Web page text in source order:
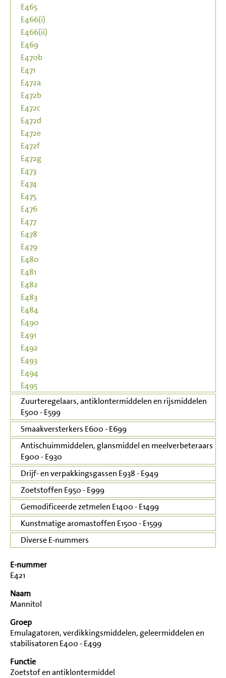
E465
E466(i)
E466(ii)
E469
E470b
E471
E472a
E472b
E472c
E472d
E472e
E472f
E472g
E473
E474
E475
E476
E477
E478
E479
E480
E481
E482
E483
E484
E490
E491
E492
E493
E494
E495
Zuurteregelaars, antiklontermiddelen en rijsmiddelen
E500 - E599
Smaakversterkers E600 - E699
Antischuimmiddelen, glansmiddel en meelverbeteraars
E900 - E930
Drijf- en verpakkingsgassen E938 - E949
Zoetstoffen E950 - E999
Gemodificeerde zetmelen E1400 - E1499
Kunstmatige aromastoffen E1500 - E1599
Diverse E-nummers
E-nummer
E421
Naam
Mannitol
Groep
Emulagatoren, verdikkingsmiddelen, geleermiddelen en
stabilisatoren E400 - E499
Functie
Zoetstof en antiklontermiddel